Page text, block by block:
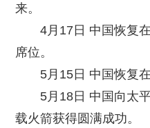
来。
4月17日 中国恢复
席位。
5月15日 中国恢复
5月18日 中国向太
载火箭获得圆满成功。